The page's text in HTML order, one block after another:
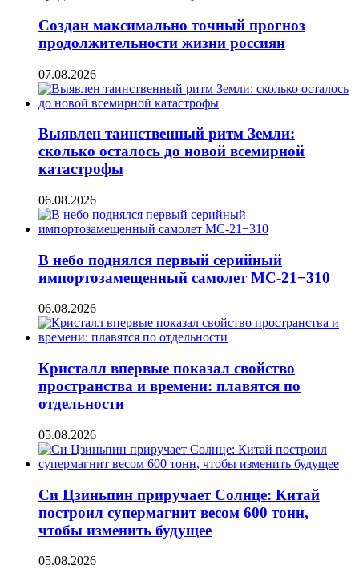
Создан максимально точный прогноз
продолжительности жизни россиян
07.08.2026
Выявлен таинственный ритм Земли:
сколько осталось до новой всемирной
катастрофы
06.08.2026
В небо поднялся первый серийный
импортозамещенный самолет МС-21−310
06.08.2026
Кристалл впервые показал свойство
пространства и времени: плавятся по
отдельности
05.08.2026
Си Цзиньпин приручает Солнце: Китай
построил супермагнит весом 600 тонн,
чтобы изменить будущее
05.08.2026